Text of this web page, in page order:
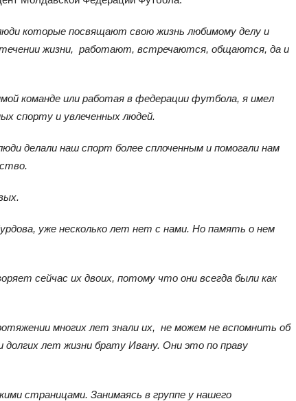
которые посвящают свою жизнь любимому делу и
жизни, работают, встречаются, общаются, да и
команде или работая в федерации футбола, я имел
спорту и увлеченных людей.
делали наш спорт более сплоченным и помогали нам
уже несколько лет нет с нами. Но память о нем
сейчас их двоих, потому что они всегда были как
многих лет знали их, не можем не вспомнить об
лет жизни брату Ивану. Они это по праву
страницами. Занимаясь в группе у нашего